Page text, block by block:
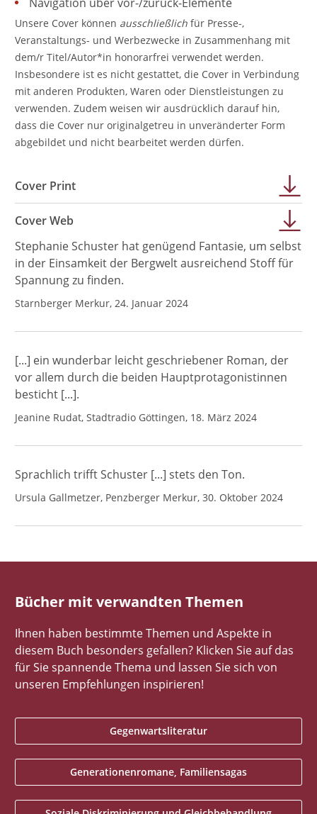
Unsere Cover können ausschließlichfür Presse-,
Veranstaltungs- und Werbezwecke in Zusammenhang mit
dem/r Titel/Autor*in honorarfrei verwendet werden.
Insbesondere ist es nicht gestattet, die Cover in Verbindung
mit anderen Produkten, Waren oder Dienstleistungen zu
verwenden. Zudem weisen wir ausdrücklich darauf hin,
dass die Cover nur originalgetreu in unveränderter Form
abgebildet und nicht bearbeitet werden dürfen.
Cover Print
Cover Web
Stephanie Schuster hat genügend Fantasie, um selbst
in der Einsamkeit der Bergwelt ausreichend Stoff für
Spannung zu finden.
Starnberger Merkur, 24. Januar 2024
[...] ein wunderbar leicht geschriebener Roman, der
vor allem durch die beiden Hauptprotagonistinnen
besticht [...].
Jeanine Rudat, Stadtradio Göttingen, 18. März 2024
Sprachlich trifft Schuster [...] stets den Ton.
Ursula Gallmetzer, Penzberger Merkur, 30. Oktober 2024
Bücher mit verwandten Themen
Ihnen haben bestimmte Themen und Aspekte in
diesem Buch besonders gefallen? Klicken Sie auf das
für Sie spannende Thema und lassen Sie sich von
unseren Empfehlungen inspirieren!
Gegenwartsliteratur
Generationenromane, Familiensagas